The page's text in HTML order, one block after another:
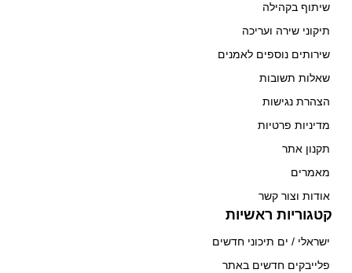
שיתוף בקהילה
תיקוני שירה ועריכה
שירותים נוספים לאמנים
שאלות תשובות
הצהרת נגישות
מדיניות פרטיות
תקנון אתר
מאמרים
אודות וצור קשר
קטגוריות ראשיות
ישראלי / ים תיכוני חדשים
פלייבקים חדשים באתר